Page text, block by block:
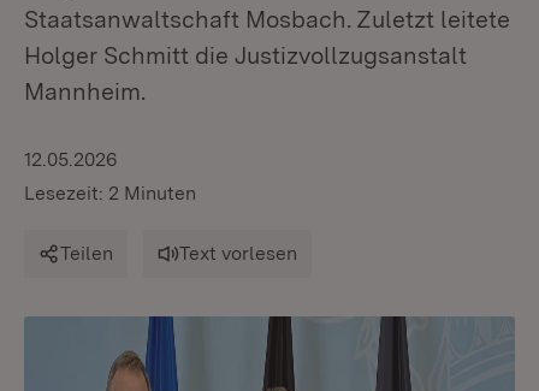
Staatsanwaltschaft Mosbach. Zuletzt leitete
Holger Schmitt die Justizvollzugsanstalt
Mannheim.
12.05.2026
Lesezeit: 2 Minuten
Teilen Text vorlesen